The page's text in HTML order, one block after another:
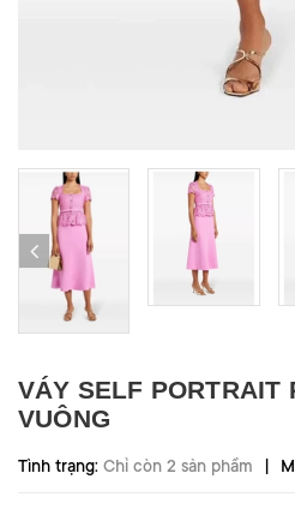
VÁY SELF PORTRAIT
VUÔNG
Tình trạng: Chỉ còn 2 sản phẩm |